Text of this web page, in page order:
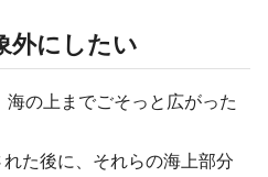
外にしたい
の上までごそっと広がった
た後に、それらの海上部分